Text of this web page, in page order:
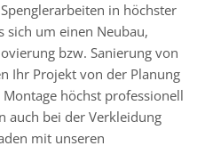
in höchster
sich um einen Neubau,
bzw. Sanierung von
Ihr Projekt von der Planung
höchst professionell
auch bei der Verkleidung
mit unseren